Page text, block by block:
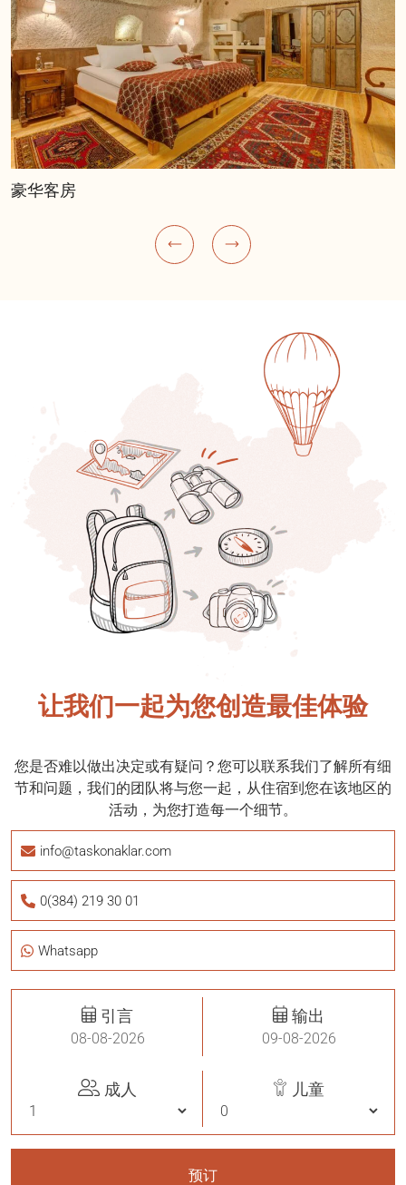
豪华客房
让我们一起为您创造最佳体验
您是否难以做出决定或有疑问？您可以联系我们了解所有细
节和问题，我们的团队将与您一起，从住宿到您在该地区的
活动，为您打造每一个细节。
info@taskonaklar.com
0(384) 219 30 01
Whatsapp
引言 输出
成人 儿童
预订